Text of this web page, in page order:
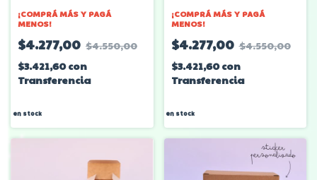
¡COMPRÁ MÁS Y PAGÁ
MENOS!
$4.277,00 $4.550,00
$3.421,60con
Transferencia
en stock
¡COMPRÁ MÁS Y PAGÁ
MENOS!
$4.277,00 $4.550,00
$3.421,60con
Transferencia
en stock